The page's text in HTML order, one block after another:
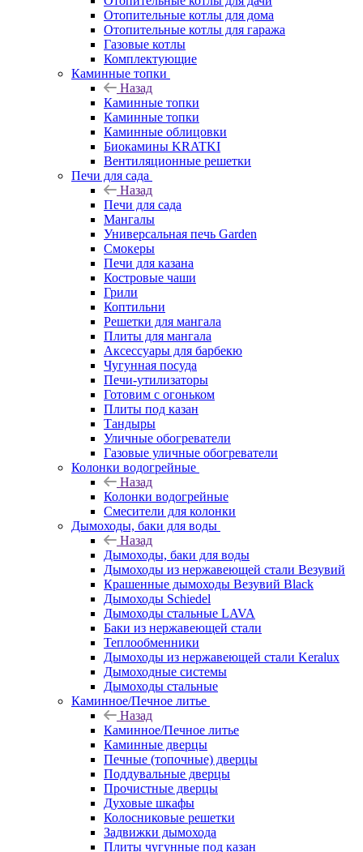
Отопительные котлы для дома
Отопительные котлы для гаража
Газовые котлы
Комплектующие
Каминные топки
Назад
Каминные топки
Каминные топки
Каминные облицовки
Биокамины KRATKI
Вентиляционные решетки
Печи для сада
Назад
Печи для сада
Мангалы
Универсальная печь Garden
Смокеры
Печи для казана
Костровые чаши
Грили
Коптильни
Решетки для мангала
Плиты для мангала
Аксессуары для барбекю
Чугунная посуда
Печи-утилизаторы
Готовим с огоньком
Плиты под казан
Тандыры
Уличные обогреватели
Газовые уличные обогреватели
Колонки водогрейные
Назад
Колонки водогрейные
Смесители для колонки
Дымоходы, баки для воды
Назад
Дымоходы, баки для воды
Дымоходы из нержавеющей стали Везувий
Крашенные дымоходы Везувий Black
Дымоходы Schiedel
Дымоходы стальные LAVA
Баки из нержавеющей стали
Теплообменники
Дымоходы из нержавеющей стали Keralux
Дымоходные системы
Дымоходы стальные
Каминное/Печное литье
Назад
Каминное/Печное литье
Каминные дверцы
Печные (топочные) дверцы
Поддувальные дверцы
Прочистные дверцы
Духовые шкафы
Колосниковые решетки
Задвижки дымохода
Плиты чугунные под казан